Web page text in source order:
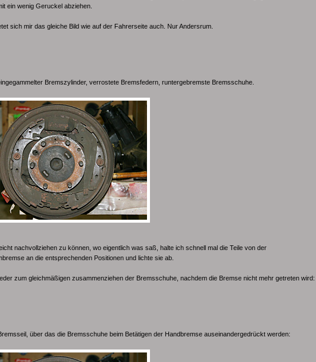
ein wenig Geruckel abziehen.
sich mir das gleiche Bild wie auf der Fahrerseite auch. Nur Andersrum.
Bremszylinder, verrostete Bremsfedern, runtergebremste Bremsschuhe.
nachvollziehen zu können, wo eigentlich was saß, halte ich schnell mal die Teile von der
an die entsprechenden Positionen und lichte sie ab.
zum gleichmäßigen zusammenziehen der Bremsschuhe, nachdem die Bremse nicht mehr getreten wird:
über das die Bremsschuhe beim Betätigen der Handbremse auseinandergedrückt werden: